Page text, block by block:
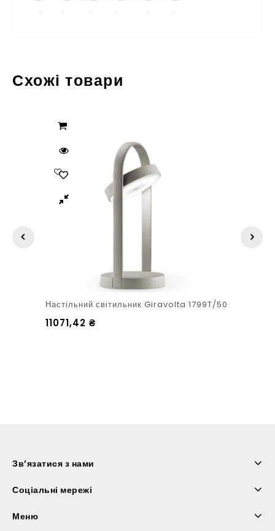
Схожі товари
Настільний світильник Giravolta 1799T/50
11071,42 ₴
Зв’язатися з нами
Соціальні мережі
Меню